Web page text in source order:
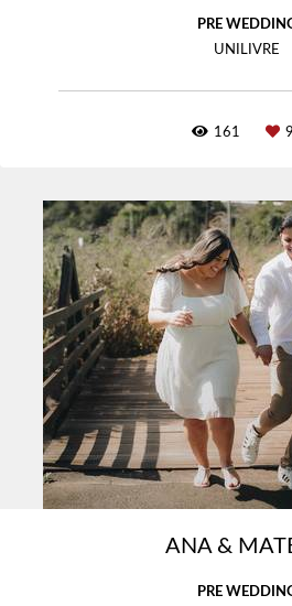
PRE
UNILIVRE
161
ANA &
PRE